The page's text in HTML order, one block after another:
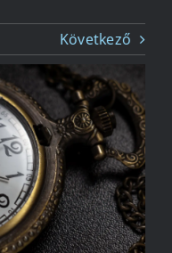
Következő